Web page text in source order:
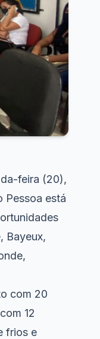
feira (20),
Pessoa está
Bayeux,
com 20
12
frios e